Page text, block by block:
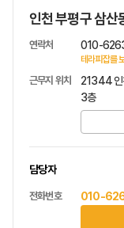
인천 부평구 삼산
연락처 010-
테라피잡를
근무지 위치
21344 인
3층
담당자
전화번호 010-